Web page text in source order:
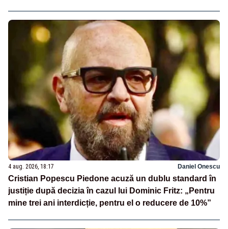
4 aug. 2026, 18:17 Daniel Onescu
Cristian Popescu Piedone acuză un dublu standard în
justiție după decizia în cazul lui Dominic Fritz: „Pentru
mine trei ani interdicție, pentru el o reducere de 10%”